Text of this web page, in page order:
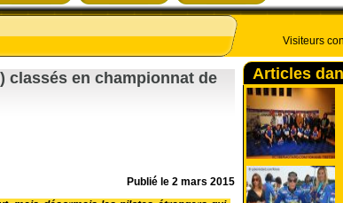
classés en championnat de
Publié le 2 mars 2015
Visiteurs
Articles